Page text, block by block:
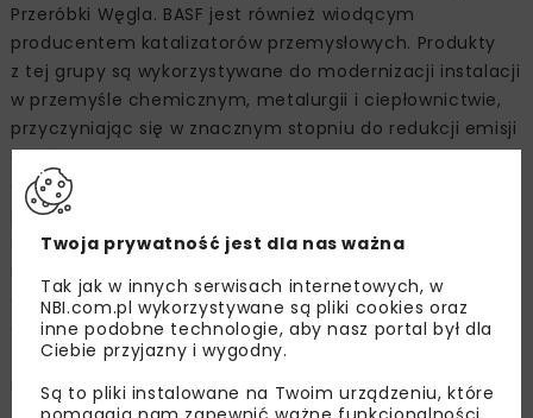
Przeróbki Węgla. BASF jest również wiodącym
producentem katalizatorów przemysłowych. Produkty
z tej grupy są wykorzystywane do modernizacji instalacji
w przemyśle chemicznym, metalurgii i ciepłownictwie,
przyczyniając się w znacznym stopniu do redukcji emisji
gazów cieplarnianych, takich jak dwutlenek siarki, tlenki
azotu i amoniak. Z kolei wytwarzane w zakładzie
produkcyjnym BASF Polska w Środzie Śląskiej katalizatory
samochodowe, redukują ilość emisji spalin w przemyśle
dla zrównoważonego rozwoju transportu. Firma
dostarcza w tym zakresie także m.in. innowacyjnych
technologii powlekania aut. Tu wśród najistotniejszych
rozwiązań w ramach wystawy „Zrównoważone Miasta”
zobaczyć można było m.in. OXSILAN (wdrażany
Twoja prywatność jest dla nas ważna
Tak jak w innych serwisach internetowych, w
NBI.com.pl wykorzystywane są pliki cookies oraz
inne podobne technologie, aby nasz portal był dla
Ciebie przyjazny i wygodny.
Są to pliki instalowane na Twoim urządzeniu, które